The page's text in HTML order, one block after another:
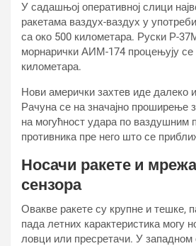
У садашњој оперативној слици
ракетама ваздух-ваздух у
са око 500 километара. Руски Р-
морнарички АИМ-174 процењују се
километара.
Нови амерички захтев иде далеко
Рачуна се на значајно проширење
на могућност удара по ваздушним
противника пре него што се
Носачи ракете и
сензора
Овакве ракете су крупне и тешке,
пада летних карактеристика могу
ловци или пресретачи. У западном